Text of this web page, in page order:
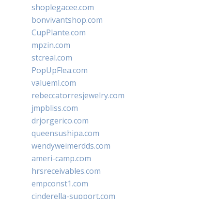
shoplegacee.com
bonvivantshop.com
CupPlante.com
mpzin.com
stcreal.com
PopUpFlea.com
valueml.com
rebeccatorresjewelry.com
jmpbliss.com
drjorgerico.com
queensushipa.com
wendyweimerdds.com
ameri-camp.com
hrsreceivables.com
empconst1.com
cinderella-support.com